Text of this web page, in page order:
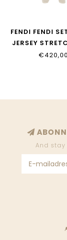
FENDI FENDI
JERSEY
BABY
€420,00
And